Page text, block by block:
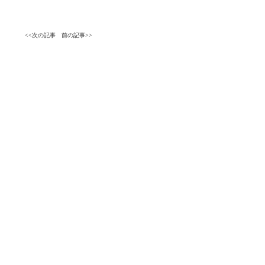
<<次の記事 前の記事>>